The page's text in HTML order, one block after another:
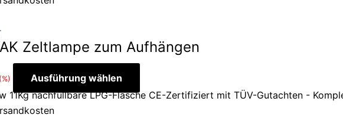
Zeltlampe zum Aufhängen
(%)
Ausführung wählen